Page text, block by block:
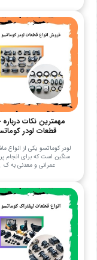
مهمترین نکات
قطعات لودر
لودر کوماتسو یکی از انواع
سنگین است که برای انجام
عمرانی و معدنی به ک